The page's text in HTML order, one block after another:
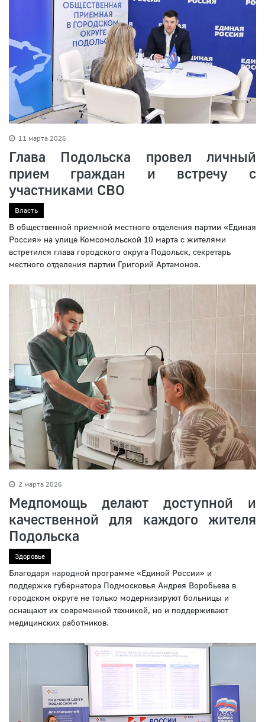
11 марта 2026
Глава Подольска провел личный
прием граждан и встречу с
участниками СВО
Власть
В общественной приемной местного отделения партии «Единая
Россия» на улице Комсомольской 10 марта с жителями
встретился глава городского округа Подольск, секретарь
местного отделения партии Григорий Артамонов.
2 марта 2026
Медпомощь делают доступной и
качественной для каждого жителя
Подольска
Здоровье
Благодаря народной программе «Единой России» и
поддержке губернатора Подмосковья Андрея Воробьева в
городском округе не только модернизируют больницы и
оснащают их современной техникой, но и поддерживают
медицинских работников.